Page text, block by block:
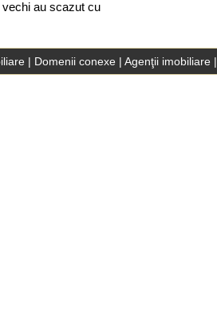
au scazut cu
| Domenii conexe| Agenţii imobiliare|